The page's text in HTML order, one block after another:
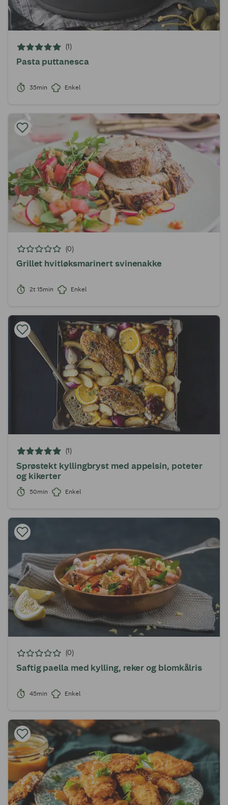
(1)
Pasta puttanesca
35min Enkel
(0)
Grillet hvitløksmarinert svinenakke
2t 15min Enkel
(1)
Sprøstekt kyllingbryst med appelsin, poteter
og kikerter
50min Enkel
(0)
Saftig paella med kylling, reker og blomkålris
45min Enkel